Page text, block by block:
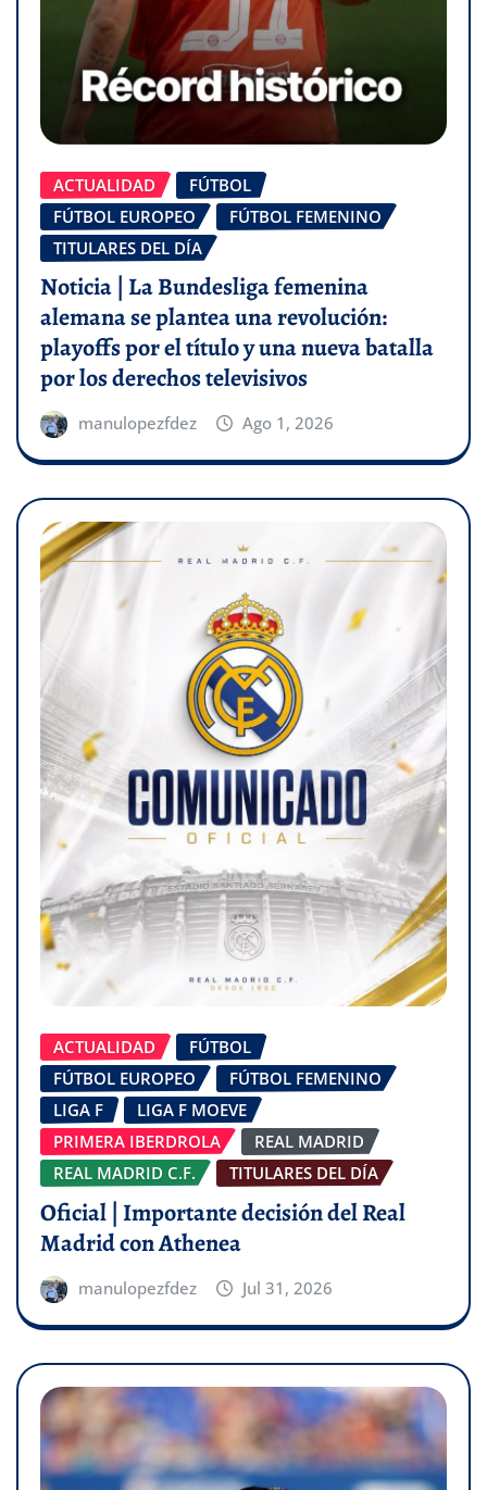
ACTUALIDAD
FÚTBOL
FÚTBOL EUROPEO
FÚTBOL FEMENINO
TITULARES DEL DÍA
Noticia | La Bundesliga femenina
alemana se plantea una revolución:
playoffs por el título y una nueva batalla
por los derechos televisivos
manulopezfdez Ago 1, 2026
ACTUALIDAD
FÚTBOL
FÚTBOL EUROPEO
FÚTBOL FEMENINO
LIGA F
LIGA F MOEVE
PRIMERA IBERDROLA
REAL MADRID
REAL MADRID C.F.
TITULARES DEL DÍA
Oficial | Importante decisión del Real
Madrid con Athenea
manulopezfdez Jul 31, 2026